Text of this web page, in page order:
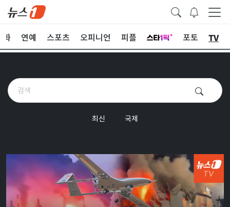
화 연예 스포츠 오피니언 피플 포토 TV
최신 국제